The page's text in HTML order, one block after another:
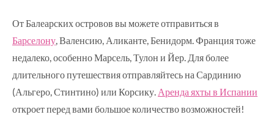
От Балеарских островов вы можете отправиться в
Барселону, Валенсию, Аликанте, Бенидорм. Франция тоже
недалеко, особенно Марсель, Тулон и Йер. Для более
длительного путешествия отправляйтесь на Сардинию
(Альгеро, Стинтино) или Корсику. Аренда яхты в Испании
откроет перед вами большое количество возможностей!